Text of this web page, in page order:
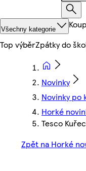
Všechny kategorie
Top výběrZpátky do
Novinky
Novinky po
Horké
Tesco
Zpět na Horké